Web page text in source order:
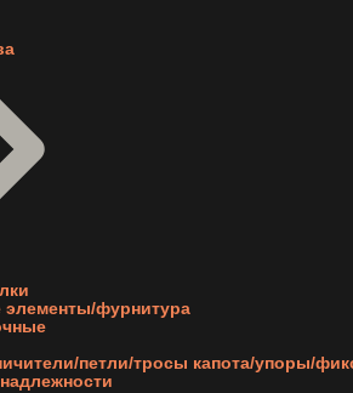
элементы/фурнитура
петли/тросы капота/упоры/